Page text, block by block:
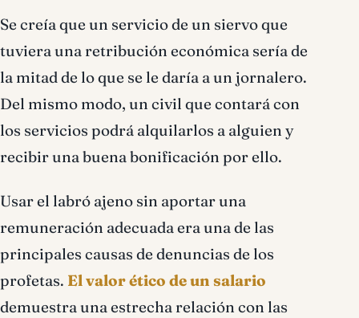
Se creía que un servicio de un siervo que
tuviera una retribución económica sería de
la mitad de lo que se le daría a un jornalero.
Del mismo modo, un civil que contará con
los servicios podrá alquilarlos a alguien y
recibir una buena bonificación por ello.
Usar el labró ajeno sin aportar una
remuneración adecuada era una de las
principales causas de denuncias de los
profetas. El valor ético de un salario
demuestra una estrecha relación con las